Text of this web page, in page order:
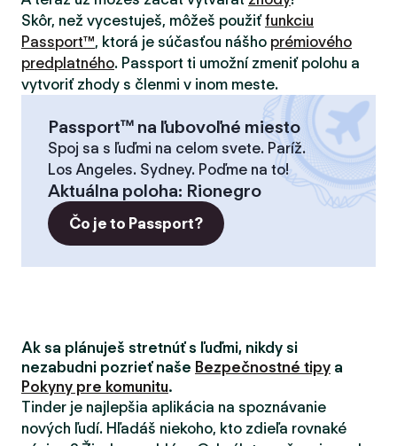
Skôr, než vycestuješ, môžeš použiťfunkciu
Passport™, ktorá je súčasťou nášho prémiového
predplatného. Passport ti umožní zmeniť polohu a
vytvoriť zhody s členmi v inom meste.
Passport™ na ľubovoľné miesto
Spoj sa s ľuďmi na celom svete. Paríž.
Los Angeles. Sydney. Poďme na to!
Aktuálna poloha: Rionegro
Čo je to Passport?
Ak sa plánuješ stretnúť s ľuďmi, nikdy si
nezabudni pozrieť naše Bezpečnostné tipy a
Pokyny pre komunitu.
Tinder je najlepšia aplikácia na spoznávanie
nových ľudí. Hľadáš niekoho, kto zdieľa rovnaké